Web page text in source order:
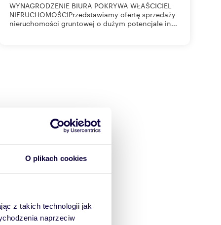
O plikach cookies
z takich technologii jak
naprzeciw
WYNAGRODZENIE BIURA POKRYWA WŁAŚCICIEL
NIERUCHOMOŚCIPrzedstawiamy ofertę sprzedaży
nieruchomości gruntowej o dużym potencjale in...